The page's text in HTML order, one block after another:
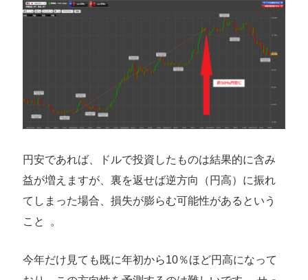
円安であれば、ドルで投資したものは結果的に含み
益が増えますが、裏を返せば逆方向（円高）に振れ
てしまった場合、損失が膨らむ可能性があるという
こと 。
今年だけ見ても既に年初から10％ほど円高になって